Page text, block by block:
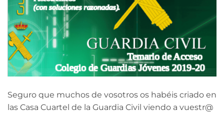
Seguro que muchos de vosotros os habéis criado en
las Casa Cuartel de la Guardia Civil viendo a vuestr@